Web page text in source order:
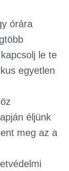
órára
le te
egyetlen
éljünk
meg az a